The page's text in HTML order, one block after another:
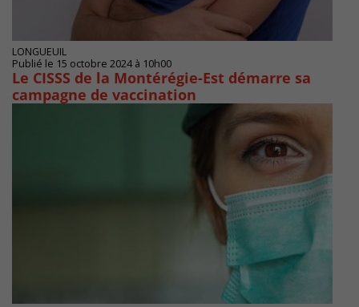
LONGUEUIL
Publié le 15 octobre 2024 à 10h00
Le CISSS de la Montérégie-Est démarre sa
campagne de vaccination